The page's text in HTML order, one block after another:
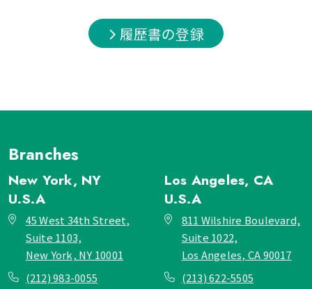
履歴書の登録
Branches
New York, NY
U.S.A
45 West 34th Street,
Suite 1103,
New York, NY 10001
(212) 983-0055
Los Angeles, CA
U.S.A
811 Wilshire Boulevard,
Suite 1022,
Los Angeles, CA 90017
(213) 622-5505